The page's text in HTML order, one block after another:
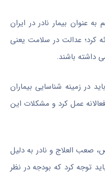
عنوان بیمار نادر در ایران
کرد؛ عدالت در سلامت یعنی
داشته باشند.
در زمینه شناسایی بیماران
عمل کرد و مشکلات این
صعب العلاج و نادر به دلیل
توجه کرد که بودجه در نظر